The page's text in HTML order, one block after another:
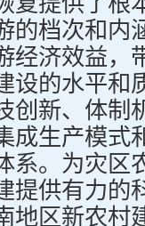
的档次和内
经济效益，
设的水平和
创新、体制
生产模式
系。为灾区
提供有力的
地区新农村